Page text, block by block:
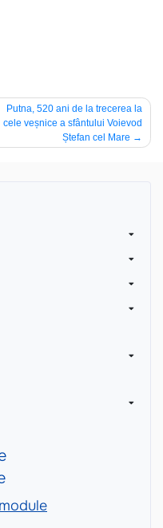
Putna, 520 ani de la trecerea la
cele veșnice a sfântului Voievod
Ștefan cel Mare